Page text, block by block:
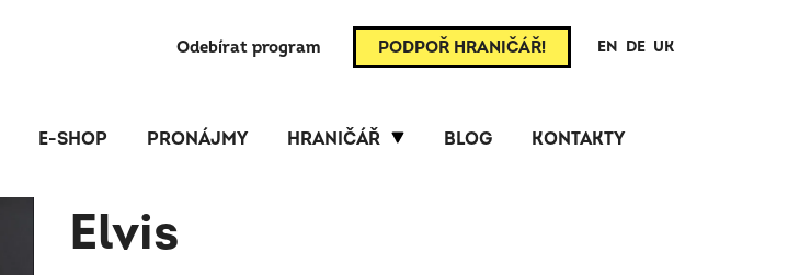
Odebírat program PODPOŘ HRANIČÁŘ! EN DE UK
E-SHOP PRONÁJMY HRANIČÁŘ BLOG KONTAKTY
Elvis